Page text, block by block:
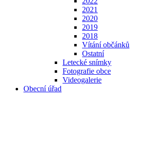
2021
2020
2019
2018
Vítání občánků
Ostatní
Letecké snímky
Fotografie obce
Videogalerie
Obecní úřad